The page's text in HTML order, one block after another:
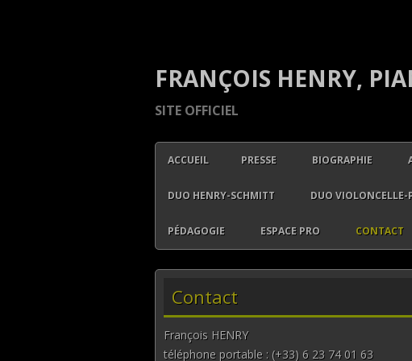
FRANÇOIS HENRY,
SITE OFFICIEL
ACCUEIL PRESSE BIOGRAPHIE
DUO HENRY-SCHMITT DUO VIOLONCELLE-
PÉDAGOGIE ESPACE PRO CONTACT
Contact
François HENRY
téléphone portable : (+33) 6 23 74 01 63